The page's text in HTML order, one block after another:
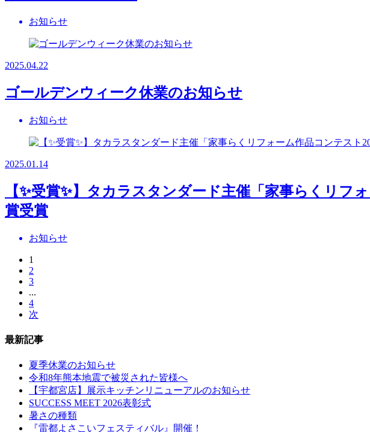
お知らせ
2025.04.22
ゴールデンウィーク休業のお知らせ
お知らせ
2025.01.14
【✨受賞✨】タカラスタンダード主催「家事らくリ
賞受賞
お知らせ
1
2
3
...
4
次
最新記事
夏季休業のお知らせ
令和8年熊本地震で被災された皆様へ
【宇都宮店】展示キッチンリニューアルのお知らせ
SUCCESS MEET 2026表彰式
暑さの種類
『雷都よさこいフェスティバル』開催！